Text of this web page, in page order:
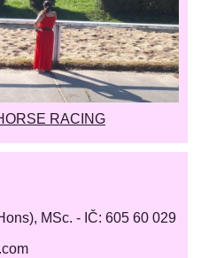
RACING
MSc. - IČ: 605 60 029